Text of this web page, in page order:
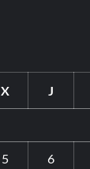
X J
5 6